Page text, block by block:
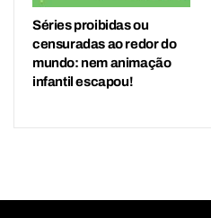
Séries proibidas ou
censuradas ao redor do
mundo: nem animação
infantil escapou!